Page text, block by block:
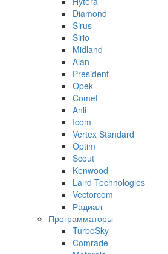
Diamond
Sirus
Sirio
Midland
Alan
President
Opek
Comet
Anli
Icom
Vertex Standard
Optim
Scout
Kenwood
Laird Technologies
Vectorcom
Радиал
Программаторы
TurboSky
Comrade